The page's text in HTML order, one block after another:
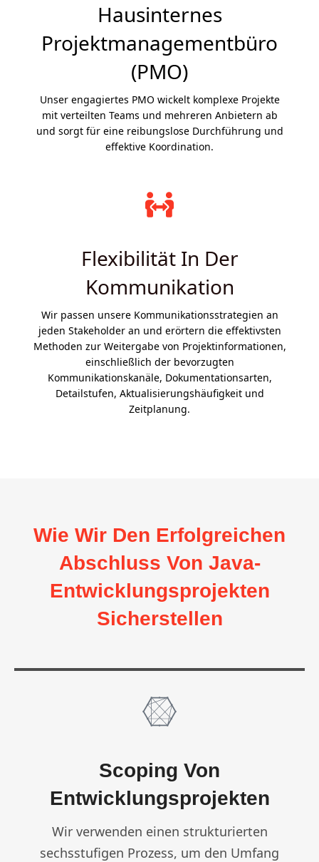
Hausinternes
Projektmanagementbüro
(PMO)
Unser engagiertes PMO wickelt komplexe Projekte
mit verteilten Teams und mehreren Anbietern ab
und sorgt für eine reibungslose Durchführung und
effektive Koordination.
Flexibilität In Der
Kommunikation
Wir passen unsere Kommunikationsstrategien an
jeden Stakeholder an und erörtern die effektivsten
Methoden zur Weitergabe von Projektinformationen,
einschließlich der bevorzugten
Kommunikationskanäle, Dokumentationsarten,
Detailstufen, Aktualisierungshäufigkeit und
Zeitplanung.
Wie Wir Den Erfolgreichen
Abschluss Von Java-
Entwicklungsprojekten
Sicherstellen
Scoping Von
Entwicklungsprojekten
Wir verwenden einen strukturierten
sechsstufigen Prozess, um den Umfang